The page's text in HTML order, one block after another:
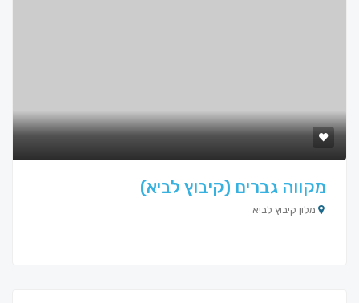
מקווה גברים (קיבוץ לביא)
מלון קיבוץ לביא